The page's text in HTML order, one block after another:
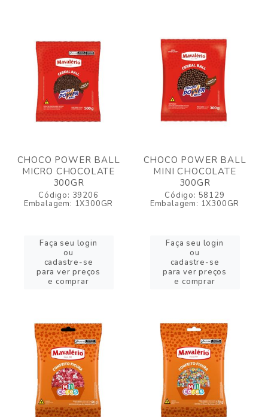
CHOCO POWER BALL
MICRO CHOCOLATE
300GR
Código: 39206
Embalagem: 1X300GR
Faça seu login
ou
cadastre-se
para ver preços
e comprar
CHOCO POWER BALL
MINI CHOCOLATE
300GR
Código: 58129
Embalagem: 1X300GR
Faça seu login
ou
cadastre-se
para ver preços
e comprar